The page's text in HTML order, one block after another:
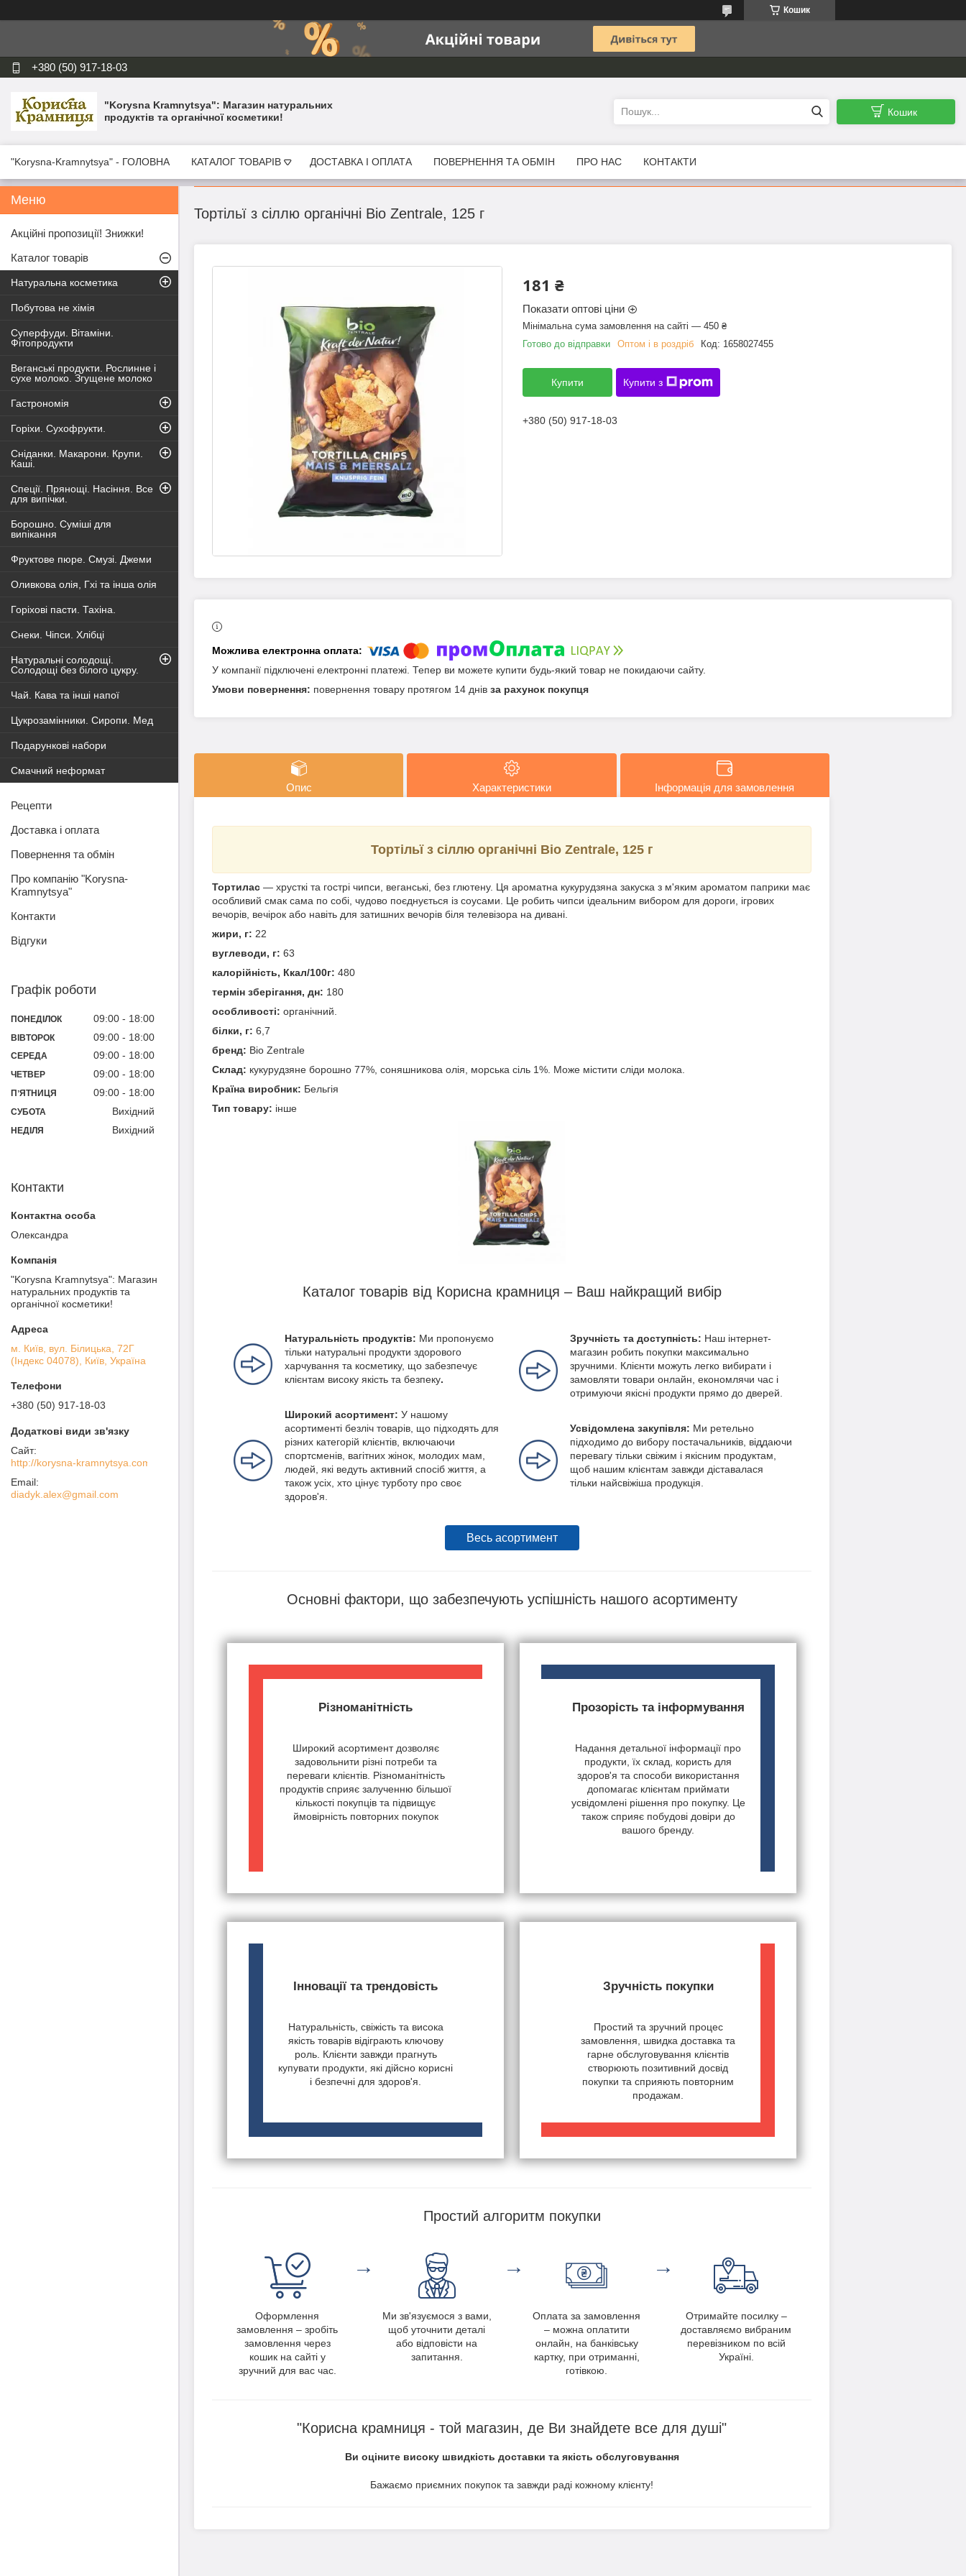
Кошик
+380 (50) 917-18-03
"Korysna Kramnytsya": Магазин натуральних
продуктів та органічної косметики!
Кошик
"Korysna-Kramnytsya" - ГОЛОВНА КАТАЛОГ ТОВАРІВ ДОСТАВКА І ОПЛАТА ПОВЕРНЕННЯ ТА ОБМІН ПРО НАС КОНТАКТИ
Тортільї з сіллю органічні Bio Zentrale, 125 г
181 ₴
Показати оптові ціни
Мінімальна сума замовлення на сайті — 450 ₴
Готово до відправки
Оптом і в роздріб Код: 1658027455
Купити Купити з
+380 (50) 917-18-03
У компанії підключені електронні платежі. Тепер ви можете купити будь-який товар не покидаючи сайту.
повернення товару протягом 14 днів за рахунок покупця
Опис Характеристики Інформація для замовлення
Тортільї з сіллю органічні Bio Zentrale, 125 г
Тортилас — хрусткі та гострі чипси, веганські, без глютену. Ця ароматна кукурудзяна закуска з м'яким ароматом паприки має
особливий смак сама по собі, чудово поєднується із соусами. Це робить чипси ідеальним вибором для дороги, ігрових
вечорів, вечірок або навіть для затишних вечорів біля телевізора на дивані.
жири, г: 22
вуглеводи, г: 63
калорійність, Ккал/100г: 480
термін зберігання, дн: 180
особливості: органічний.
білки, г: 6,7
бренд: Bio Zentrale
Склад: кукурудзяне борошно 77%, соняшникова олія, морська сіль 1%. Може містити сліди молока.
Країна виробник: Бельгія
Тип товару: інше
Каталог товарів від Корисна крамниця – Ваш найкращий вибір
Натуральність продуктів: Ми пропонуємо
тільки натуральні продукти здорового
харчування та косметику, що забезпечує
клієнтам високу якість та безпеку.
Широкий асортимент: У нашому
асортименті безліч товарів, що підходять для
різних категорій клієнтів, включаючи
спортсменів, вагітних жінок, молодих мам,
людей, які ведуть активний спосіб життя, а
також усіх, хто цінує турботу про своє
здоров'я.
Зручність та доступність: Наш інтернет-
магазин робить покупки максимально
зручними. Клієнти можуть легко вибирати і
замовляти товари онлайн, економлячи час і
отримуючи якісні продукти прямо до дверей.
Усвідомлена закупівля: Ми ретельно
підходимо до вибору постачальників, віддаючи
перевагу тільки свіжим і якісним продуктам,
щоб нашим клієнтам завжди діставалася
тільки найсвіжіша продукція.
Весь асортимент
Основні фактори, що забезпечують успішність нашого асортименту
Різноманітність
Широкий асортимент дозволяє
задовольнити різні потреби та
переваги клієнтів. Різноманітність
продуктів сприяє залученню більшої
кількості покупців та підвищує
ймовірність повторних покупок
Прозорість та інформування
Надання детальної інформації про
продукти, їх склад, користь для
здоров'я та способи використання
допомагає клієнтам приймати
усвідомлені рішення про покупку. Це
також сприяє побудові довіри до
вашого бренду.
Інновації та трендовість
Натуральність, свіжість та висока
якість товарів відіграють ключову
роль. Клієнти завжди прагнуть
купувати продукти, які дійсно корисні
і безпечні для здоров'я.
Зручність покупки
Простий та зручний процес
замовлення, швидка доставка та
гарне обслуговування клієнтів
створюють позитивний досвід
покупки та сприяють повторним
продажам.
Простий алгоритм покупки
Оформлення
замовлення – зробіть
замовлення через
кошик на сайті у
зручний для вас час.
→
Ми зв'язуємося з вами,
щоб уточнити деталі
або відповісти на
запитання.
→
Оплата за замовлення
– можна оплатити
онлайн, на банківську
картку, при отриманні,
готівкою.
→
Отримайте посилку –
доставляємо вибраним
перевізником по всій
Україні.
"Корисна крамниця - той магазин, де Ви знайдете все для душі"
Ви оціните високу швидкість доставки та якість обслуговування
Бажаємо приємних покупок та завжди раді кожному клієнту!
Акційні пропозиції! Знижки!
Каталог товарів
Натуральна косметика
Побутова не хімія
Суперфуди. Вітаміни.
Фітопродукти
Веганські продукти. Рослинне і
сухе молоко. Згущене молоко
Гастрономія
Горіхи. Сухофрукти.
Сніданки. Макарони. Крупи.
Каші.
Спеції. Прянощі. Насіння. Все
для випічки.
Борошно. Суміші для
випікання
Фруктове пюре. Смузі. Джеми
Оливкова олія, Гхі та інша олія
Горіхові пасти. Тахіна.
Снеки. Чіпси. Хлібці
Натуральні солодощі.
Солодощі без білого цукру.
Чай. Кава та інші напої
Цукрозамінники. Сиропи. Мед
Подарункові набори
Смачний неформат
Рецепти
Доставка і оплата
Повернення та обмін
Про компанію "Korysna-
Kramnytsya"
Контакти
Відгуки
Графік роботи
ПОНЕДІЛОК 09:00 18:00
ВІВТОРОК 09:00 18:00
СЕРЕДА 09:00 18:00
ЧЕТВЕР 09:00 18:00
ПʼЯТНИЦЯ 09:00 18:00
СУБОТА Вихідний
НЕДІЛЯ Вихідний
Контакти
Олександра
"Korysna Kramnytsya": Магазин
натуральних продуктів та
органічної косметики!
м. Київ, вул. Білицька, 72Г
(Індекс 04078), Київ, Україна
+380 (50) 917-18-03
http://korysna-kramnytsya.com
diadyk.alex@gmail.com